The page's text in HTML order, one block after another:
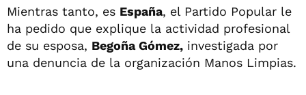
Mientras tanto, es España, el Partido Popular le
ha pedido que explique la actividad profesional
de su esposa, Begoña Gómez, investigada por
una denuncia de la organización Manos Limpias.